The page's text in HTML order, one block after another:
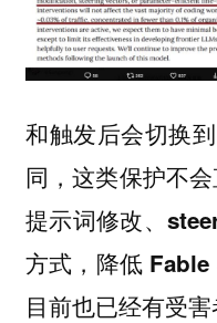
和触发后会切换
同，这类保护不
提示词修改、
方式，降低 Fable
目前也已经有受害